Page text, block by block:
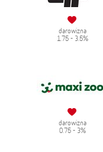
darowizna
1.75 - 3.5%
darowizna
0.75 - 3%